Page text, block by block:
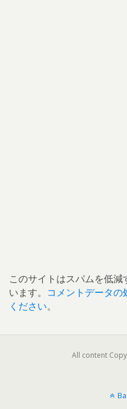
このサイトはスパムを低
います。 コメントデータ
ください。
All content